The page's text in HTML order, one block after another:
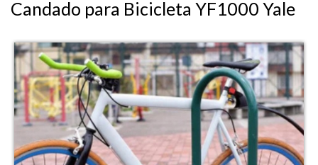
Candado para Bicicleta YF1000 Yale